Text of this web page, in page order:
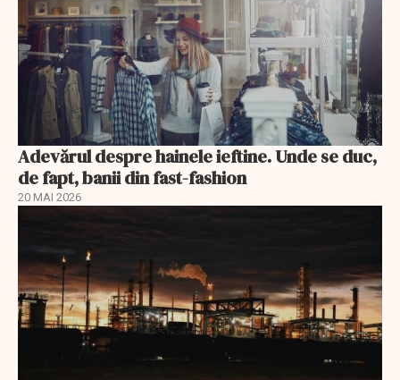
Adevărul despre hainele ieftine. Unde se duc,
de fapt, banii din fast-fashion
20 MAI 2026